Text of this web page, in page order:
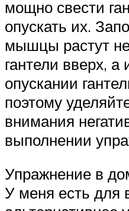
мощно свести
опускать их.
мышцы растут
гантели вверх, а
опускании
поэтому
внимания
выполнении
Упражнение в
У меня есть для